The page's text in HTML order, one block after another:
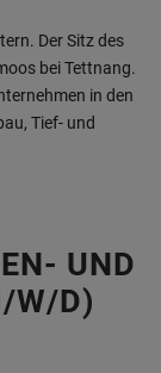
Der Sitz des
bei Tettnang.
in den
Tief- und
UND
W/D)